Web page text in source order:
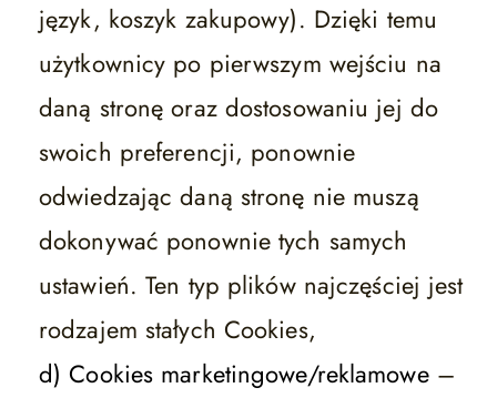
język, koszyk zakupowy). Dzięki temu
użytkownicy po pierwszym wejściu na
daną stronę oraz dostosowaniu jej do
swoich preferencji, ponownie
odwiedzając daną stronę nie muszą
dokonywać ponownie tych samych
ustawień. Ten typ plików najczęściej jest
rodzajem stałych Cookies,
d) Cookies marketingowe/reklamowe –